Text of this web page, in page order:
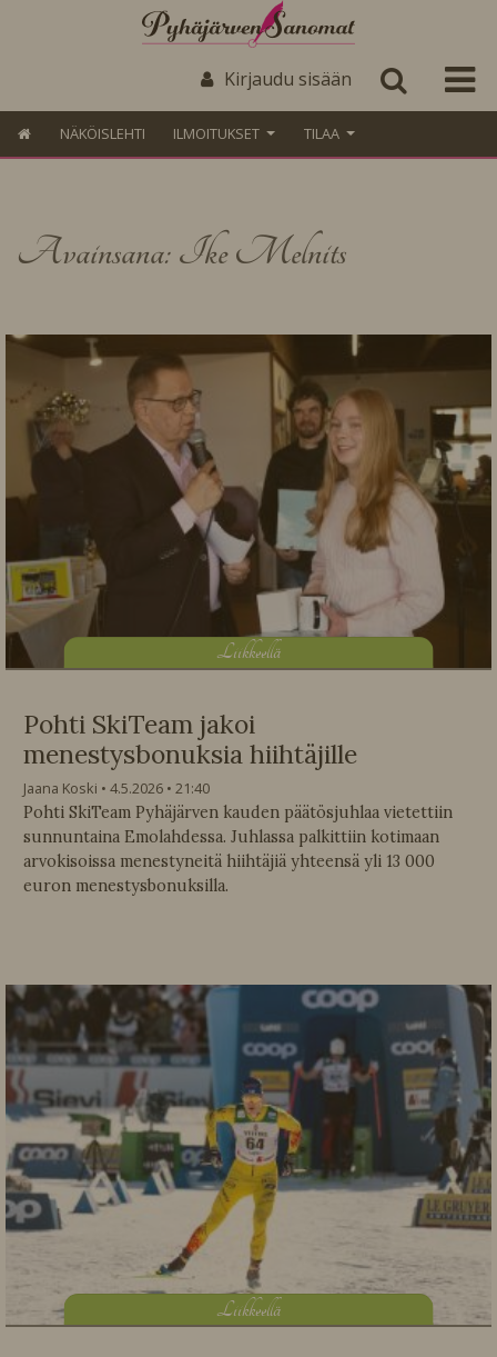
Kirjaudu sisään
NÄKÖISLEHTI ILMOITUKSET TILAA
Avainsana: Ike Melnits
Liikkeellä
Pohti SkiTeam jakoi
menestysbonuksia hiihtäjille
Jaana Koski 4.5.2026
21:40
Pohti SkiTeam Pyhäjärven kauden päätösjuhlaa vietettiin
sunnuntaina Emolahdessa. Juhlassa palkittiin kotimaan
arvokisoissa menestyneitä hiihtäjiä yhteensä yli 13 000
euron menestysbonuksilla.
Liikkeellä